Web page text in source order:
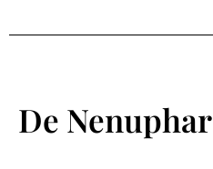
De Nenuphar